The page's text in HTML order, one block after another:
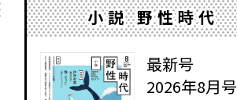
小説 野性時代
最新号
2026年8月号